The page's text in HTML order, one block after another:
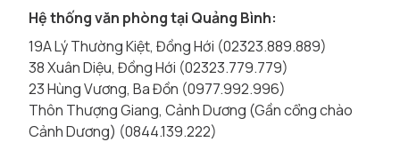
Hệ thống văn phòng tại Quảng Bình:
19A Lý Thường Kiệt, Đồng Hới (02323.889.889)
38 Xuân Diệu, Đồng Hới (02323.779.779)
23 Hùng Vương, Ba Đồn (0977.992.996)
Thôn Thượng Giang, Cảnh Dương (Gần cổng chào
Cảnh Dương) (0844.139.222)